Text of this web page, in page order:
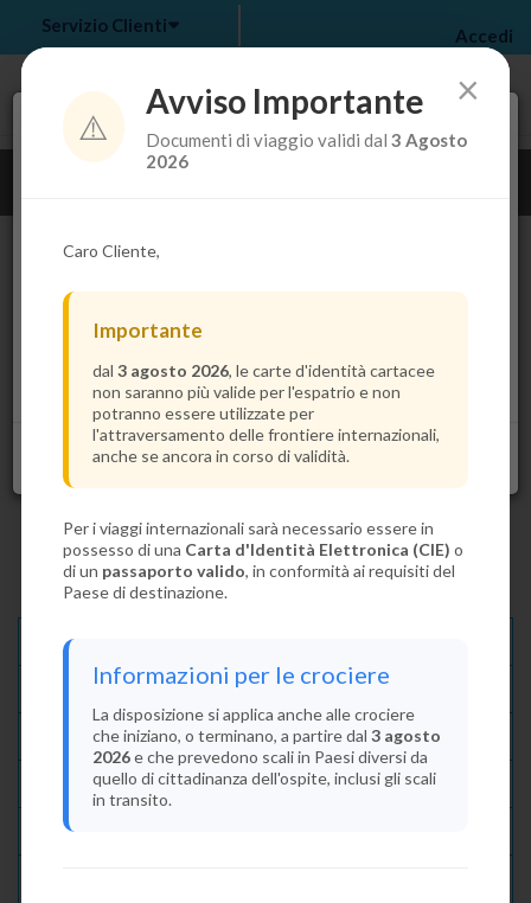
my bookings >
Servizio Clienti Accedi
Disponibilità
Condizioni
Recensioni
×
⚠️
Avviso Importante
Documenti di viaggio validi dal3 Agosto
2026
Caro Cliente,
Importante
dal 3 agosto 2026, le carte d'identità cartacee
non saranno più valide per l'espatrio e non
potranno essere utilizzate per
l'attraversamento delle frontiere internazionali,
anche se ancora in corso di validità.
Per i viaggi internazionali sarà necessario essere in
possesso di una Carta d'Identità Elettronica (CIE) o
di un passaporto valido, in conformità ai requisiti del
Paese di destinazione.
Informazioni per le crociere
La disposizione si applica anche alle crociere
che iniziano, o terminano, a partire dal 3 agosto
2026e che prevedono scali in Paesi diversi da
quello di cittadinanza dell'ospite, inclusi gli scali
in transito.
Tra pochi secondi troverai il prezzo più basso per la
tua crociera.